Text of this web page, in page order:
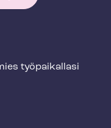
työpaikallasi